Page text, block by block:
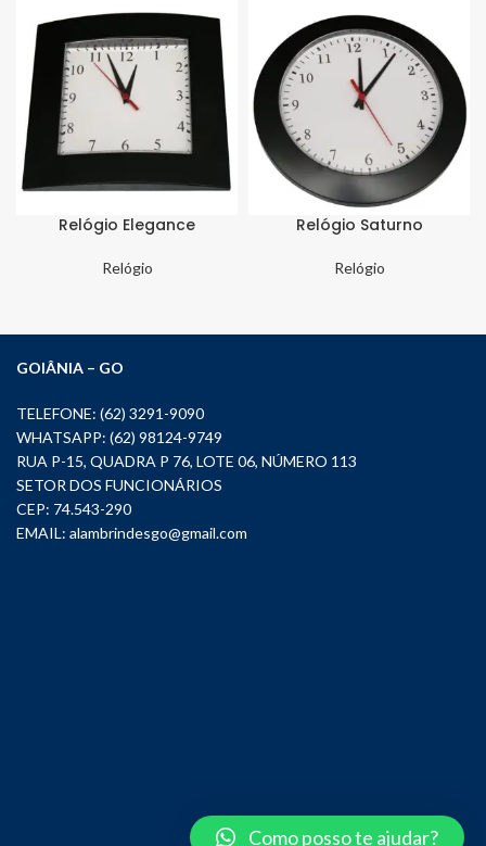
Relógio Elegance
Relógio
Relógio Saturno
Relógio
GOIÂNIA – GO
TELEFONE: (62) 3291-9090
WHATSAPP: (62) 98124-9749
RUA P-15, QUADRA P 76, LOTE 06, NÚMERO 113
SETOR DOS FUNCIONÁRIOS
CEP: 74.543-290
EMAIL: alambrindesgo@gmail.com
Como posso te ajudar?